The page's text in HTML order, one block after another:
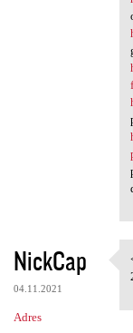
NickCap
04.11.2021
Adres